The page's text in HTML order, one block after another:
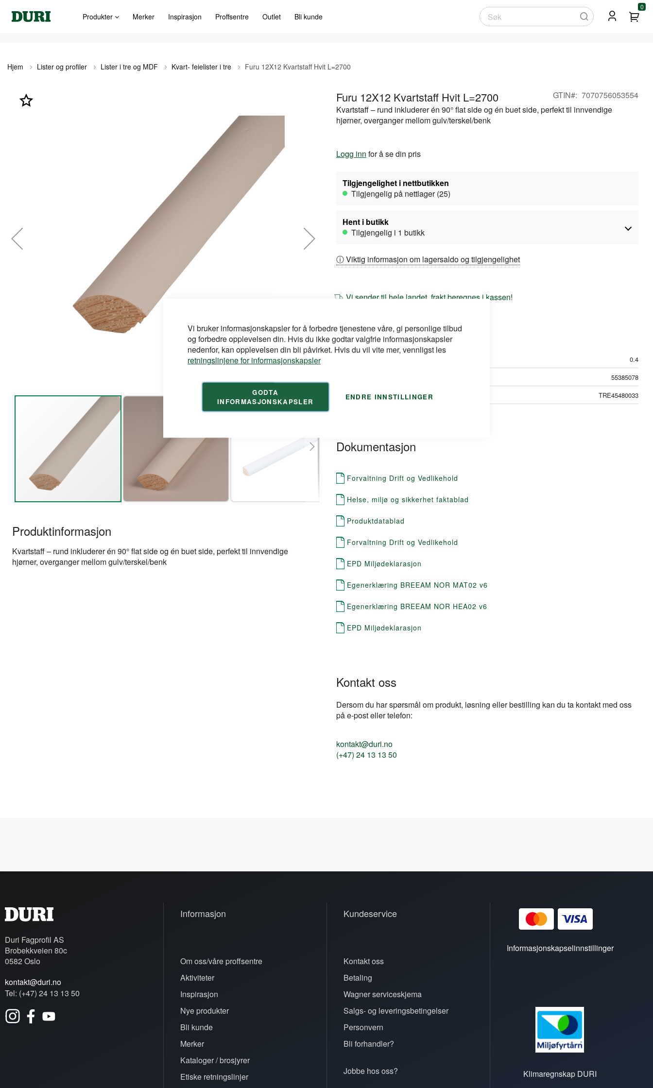
Vi bruker informasjonskapsler for å forbedre tjenestene våre, gi personlige tilbud
og forbedre opplevelsen din. Hvis du ikke godtar valgfrie informasjonskapsler
nedenfor, kan opplevelsen din bli påvirket. Hvis du vil vite mer, vennligst les
retningslinjene for informasjonskapsler
GODTA
INFORMASJONSKAPSLER
ENDRE INNSTILLINGER
Produkter Merker Inspirasjon Proffsentre Outlet Bli kunde
Søk
0
Hjem Lister og profiler Lister i tre og MDF Kvart- feielister i tre Furu 12X12 Kvartstaff Hvit L=2700
slutten
begynnelsen
bildegalleri
Produktinformasjon
Kvartstaff – rund inkluderer én 90° flat side og én buet side, perfekt til innvendige
hjørner, overganger mellom gulv/terskel/benk
Furu 12X12 Kvartstaff Hvit L=2700 GTIN
7070756053554
Kvartstaff – rund inkluderer én 90° flat side og én buet side, perfekt til innvendige
hjørner, overganger mellom gulv/terskel/benk
Logg inn for å se din pris
Tilgjengelighet i nettbutikken
Tilgjengelig på nettlager (25)
Hent i butikk
Tilgjengelig i 1 butikk
ⓘ Viktig informasjon om lagersaldo og tilgjengelighet
Vi sender til hele landet, frakt beregnes i kassen!
Spesifikasjoner
Mer
0.4
55385078
Artikkelnr
TRE45480033
Dokumentasjon
Forvaltning Drift og Vedlikehold
Helse, miljø og sikkerhet faktablad
Produktdatablad
Forvaltning Drift og Vedlikehold
EPD Miljødeklarasjon
Egenerklæring BREEAM NOR MAT02 v6
Egenerklæring BREEAM NOR HEA02 v6
EPD Miljødeklarasjon
Kontakt oss
Dersom du har spørsmål om produkt, løsning eller bestilling kan du ta kontakt med oss
på e-post eller telefon:
kontakt@duri.no
(+47) 24 13 13 50
Duri Fagprofil AS
Brobekkveien 80c
0582 Oslo
kontakt@duri.no
Tel: (+47) 24 13 13 50
Informasjon
Om oss/våre proffsentre
Aktiviteter
Inspirasjon
Nye produkter
Bli kunde
Merker
Kataloger / brosjyrer
Etiske retningslinjer
Kundeservice
Kontakt oss
Betaling
Wagner serviceskjema
Salgs- og leveringsbetingelser
Personvern
Bli forhandler?
Jobbe hos oss?
Informasjonskapselinnstillinger
Klimaregnskap DURI